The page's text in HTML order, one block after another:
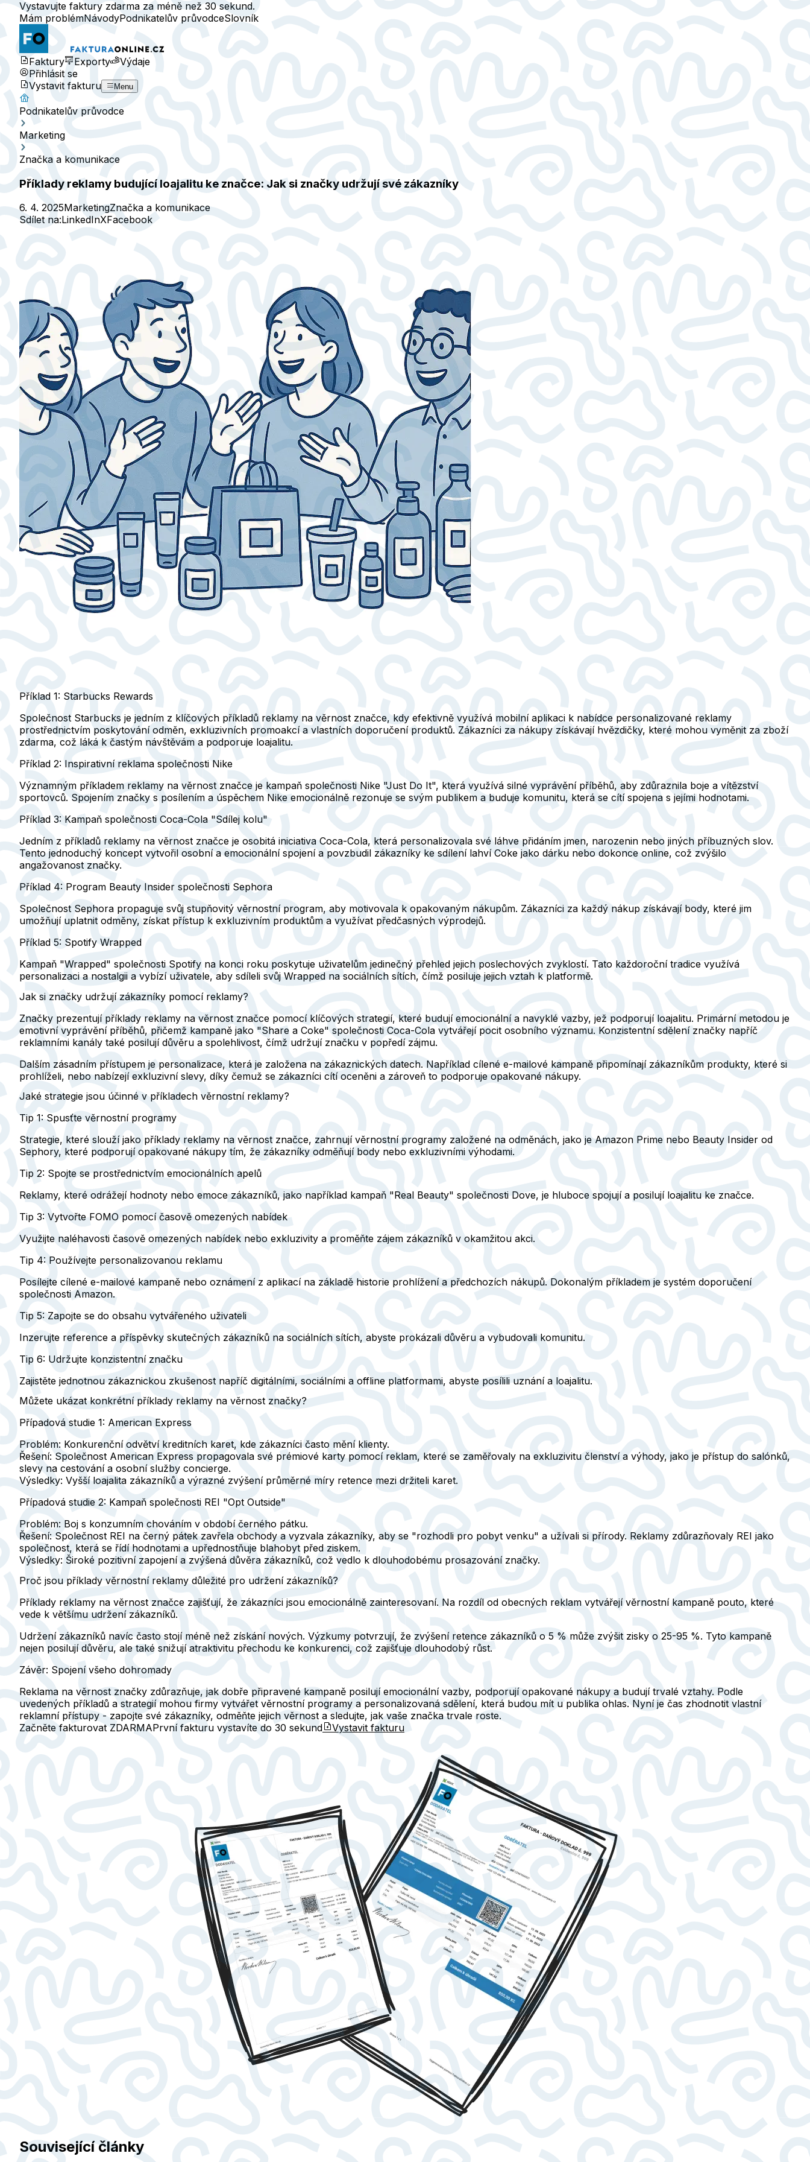
Vystavujte faktury zdarma za méně než 30 sekund.
Mám problémNávodyPodnikatelův průvodceSlovník
Faktury Exporty
Výdaje
Přihlásit se
Vystavit fakturu
Menu
Podnikatelův průvodce
Marketing
Značka a komunikace
Příklady reklamy budující loajalitu ke značce: Jak si značky udržují své zákazníky
6. 4. 2025MarketingZnačka a komunikace
Sdílet na:LinkedInXFacebook
Příklad 1: Starbucks Rewards
Společnost Starbucks je jedním z klíčových příkladů reklamy na věrnost značce, kdy efektivně využívá mobilní aplikaci k nabídce personalizované reklamy
prostřednictvím poskytování odměn, exkluzivních promoakcí a vlastních doporučení produktů. Zákazníci za nákupy získávají hvězdičky, které mohou vyměnit za zboží
zdarma, což láká k častým návštěvám a podporuje loajalitu.
Příklad 2: Inspirativní reklama společnosti Nike
Významným příkladem reklamy na věrnost značce je kampaň společnosti Nike "Just Do It", která využívá silné vyprávění příběhů, aby zdůraznila boje a vítězství
sportovců. Spojením značky s posílením a úspěchem Nike emocionálně rezonuje se svým publikem a buduje komunitu, která se cítí spojena s jejími hodnotami.
Příklad 3: Kampaň společnosti Coca-Cola "Sdílej kolu"
Jedním z příkladů reklamy na věrnost značce je osobitá iniciativa Coca-Cola, která personalizovala své láhve přidáním jmen, narozenin nebo jiných příbuzných slov.
Tento jednoduchý koncept vytvořil osobní a emocionální spojení a povzbudil zákazníky ke sdílení lahví Coke jako dárku nebo dokonce online, což zvýšilo
angažovanost značky.
Příklad 4: Program Beauty Insider společnosti Sephora
Společnost Sephora propaguje svůj stupňovitý věrnostní program, aby motivovala k opakovaným nákupům. Zákazníci za každý nákup získávají body, které jim
umožňují uplatnit odměny, získat přístup k exkluzivním produktům a využívat předčasných výprodejů.
Příklad 5: Spotify Wrapped
Kampaň "Wrapped" společnosti Spotify na konci roku poskytuje uživatelům jedinečný přehled jejich poslechových zvyklostí. Tato každoroční tradice využívá
personalizaci a nostalgii a vybízí uživatele, aby sdíleli svůj Wrapped na sociálních sítích, čímž posiluje jejich vztah k platformě.
Jak si značky udržují zákazníky pomocí reklamy?
Značky prezentují příklady reklamy na věrnost značce pomocí klíčových strategií, které budují emocionální a navyklé vazby, jež podporují loajalitu. Primární metodou je
emotivní vyprávění příběhů, přičemž kampaně jako "Share a Coke" společnosti Coca-Cola vytvářejí pocit osobního významu. Konzistentní sdělení značky napříč
reklamními kanály také posilují důvěru a spolehlivost, čímž udržují značku v popředí zájmu.
Dalším zásadním přístupem je personalizace, která je založena na zákaznických datech. Například cílené e-mailové kampaně připomínají zákazníkům produkty, které si
prohlíželi, nebo nabízejí exkluzivní slevy, díky čemuž se zákazníci cítí oceněni a zároveň to podporuje opakované nákupy.
Jaké strategie jsou účinné v příkladech věrnostní reklamy?
Tip 1: Spusťte věrnostní programy
Strategie, které slouží jako příklady reklamy na věrnost značce, zahrnují věrnostní programy založené na odměnách, jako je Amazon Prime nebo Beauty Insider od
Sephory, které podporují opakované nákupy tím, že zákazníky odměňují body nebo exkluzivními výhodami.
Tip 2: Spojte se prostřednictvím emocionálních apelů
Reklamy, které odrážejí hodnoty nebo emoce zákazníků, jako například kampaň "Real Beauty" společnosti Dove, je hluboce spojují a posilují loajalitu ke značce.
Tip 3: Vytvořte FOMO pomocí časově omezených nabídek
Využijte naléhavosti časově omezených nabídek nebo exkluzivity a proměňte zájem zákazníků v okamžitou akci.
Tip 4: Používejte personalizovanou reklamu
Posílejte cílené e-mailové kampaně nebo oznámení z aplikací na základě historie prohlížení a předchozích nákupů. Dokonalým příkladem je systém doporučení
společnosti Amazon.
Tip 5: Zapojte se do obsahu vytvářeného uživateli
Inzerujte reference a příspěvky skutečných zákazníků na sociálních sítích, abyste prokázali důvěru a vybudovali komunitu.
Tip 6: Udržujte konzistentní značku
Zajistěte jednotnou zákaznickou zkušenost napříč digitálními, sociálními a offline platformami, abyste posílili uznání a loajalitu.
Můžete ukázat konkrétní příklady reklamy na věrnost značky?
Případová studie 1: American Express
Problém: Konkurenční odvětví kreditních karet, kde zákazníci často mění klienty.
Řešení: Společnost American Express propagovala své prémiové karty pomocí reklam, které se zaměřovaly na exkluzivitu členství a výhody, jako je přístup do salónků,
slevy na cestování a osobní služby concierge.
Výsledky: Vyšší loajalita zákazníků a výrazné zvýšení průměrné míry retence mezi držiteli karet.
Případová studie 2: Kampaň společnosti REI "Opt Outside"
Problém: Boj s konzumním chováním v období černého pátku.
Řešení: Společnost REI na černý pátek zavřela obchody a vyzvala zákazníky, aby se "rozhodli pro pobyt venku" a užívali si přírody. Reklamy zdůrazňovaly REI jako
společnost, která se řídí hodnotami a upřednostňuje blahobyt před ziskem.
Výsledky: Široké pozitivní zapojení a zvýšená důvěra zákazníků, což vedlo k dlouhodobému prosazování značky.
Proč jsou příklady věrnostní reklamy důležité pro udržení zákazníků?
Příklady reklamy na věrnost značce zajišťují, že zákazníci jsou emocionálně zainteresovaní. Na rozdíl od obecných reklam vytvářejí věrnostní kampaně pouto, které
vede k většímu udržení zákazníků.
Udržení zákazníků navíc často stojí méně než získání nových. Výzkumy potvrzují, že zvýšení retence zákazníků o 5 % může zvýšit zisky o 25-95 %. Tyto kampaně
nejen posilují důvěru, ale také snižují atraktivitu přechodu ke konkurenci, což zajišťuje dlouhodobý růst.
Závěr: Spojení všeho dohromady
Reklama na věrnost značky zdůrazňuje, jak dobře připravené kampaně posilují emocionální vazby, podporují opakované nákupy a budují trvalé vztahy. Podle
uvedených příkladů a strategií mohou firmy vytvářet věrnostní programy a personalizovaná sdělení, která budou mít u publika ohlas. Nyní je čas zhodnotit vlastní
reklamní přístupy - zapojte své zákazníky, odměňte jejich věrnost a sledujte, jak vaše značka trvale roste.
Začněte fakturovat ZDARMAPrvní fakturu vystavíte do 30 sekund Vystavit fakturu
Související články